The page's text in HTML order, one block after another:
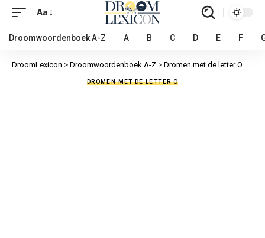
Aa
Droomwoordenboek A-Z A B C D E F
DroomLexicon > Droomwoordenboek A-Z > Dromen met de letter O
DROMEN MET DE LETTER O